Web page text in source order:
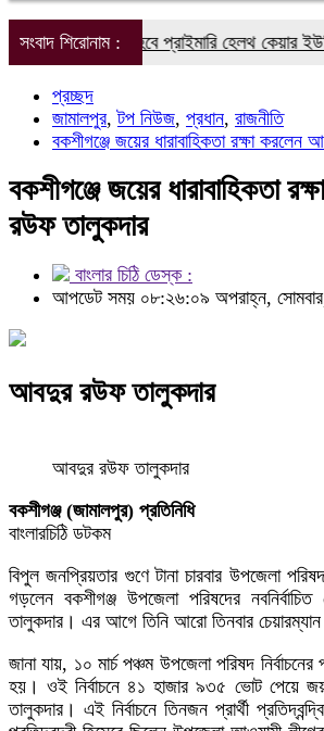
সংবাদ শিরোনাম :
গড়ে তোলা হবে প্রাইমারি হেলথ কেয়ার ইউনিট :
প্রচ্ছদ
জামালপুর,টপ নিউজ, প্রধান, রাজনীতি
বকশীগঞ্জে জয়ের ধারাবাহিকতা রক্ষা
বকশীগঞ্জে জয়ের ধারাবাহিকতা
রউফ তালুকদার
বাংলার চিঠি ডেস্ক :
আপডেট সময় ০৮:২৬:০৯ অপরাহ্ন, সোমবার,
আবদুর রউফ তালুকদার
আবদুর রউফ তালুকদার
বকশীগঞ্জ (জামালপুর) প্রতিনিধি
বাংলারচিঠি ডটকম
বিপুল জনপ্রিয়তার গুণে টানা চারবার উপজেলা পরিষদ
গড়লেন বকশীগঞ্জ উপজেলা পরিষদের
তালুকদার। এর আগে তিনি আরো তিনবার চেয়ারম্যান
জানা যায়, ১০ মার্চ পঞ্চম উপজেলা পরিষদ নির্বাচনের
হয়। ওই নির্বাচনে ৪১ হাজার ৯৩৫ ভোট পেয়ে
তালুকদার। এই নির্বাচনে তিনজন প্রার্থী